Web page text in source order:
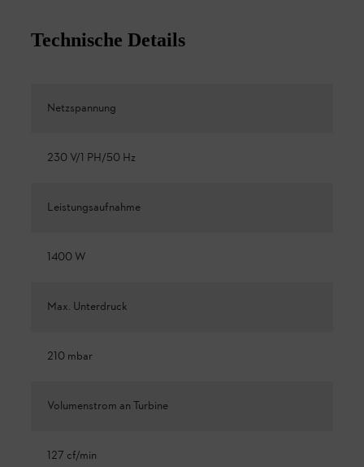
Technische Details
Netzspannung
230 V/1 PH/50 Hz
Leistungsaufnahme
1400 W
Max. Unterdruck
210 mbar
Volumenstrom an Turbine
127 cf/min